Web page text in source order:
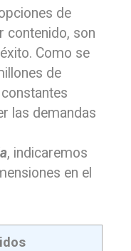
de
contenido, son
Como se
de
las demandas
, indicaremos
en el